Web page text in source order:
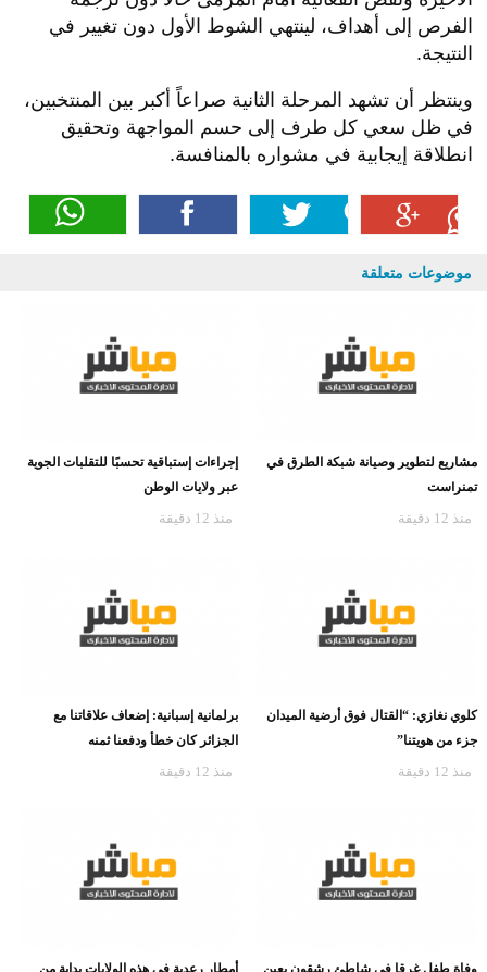
الفرص إلى أهداف، لينتهي الشوط الأول دون تغيير في
النتيجة.
وينتظر أن تشهد المرحلة الثانية صراعاً أكبر بين المنتخبين،
في ظل سعي كل طرف إلى حسم المواجهة وتحقيق
انطلاقة إيجابية في مشواره بالمنافسة.
موضوعات متعلقة
مشاريع لتطوير وصيانة شبكة الطرق في
تمنراست
منذ 12 دقيقة
إجراءات إستباقية تحسبًا للتقلبات الجوية
عبر ولايات الوطن
منذ 12 دقيقة
كلوي نغازي: “القتال فوق أرضية الميدان
جزء من هويتنا”
منذ 12 دقيقة
برلمانية إسبانية: إضعاف علاقاتنا مع
الجزائر كان خطأ ودفعنا ثمنه
منذ 12 دقيقة
وفاة طفل غرقا في شاطئ رشقون بعين أمطار رعدية في هذه الولايات بداية من